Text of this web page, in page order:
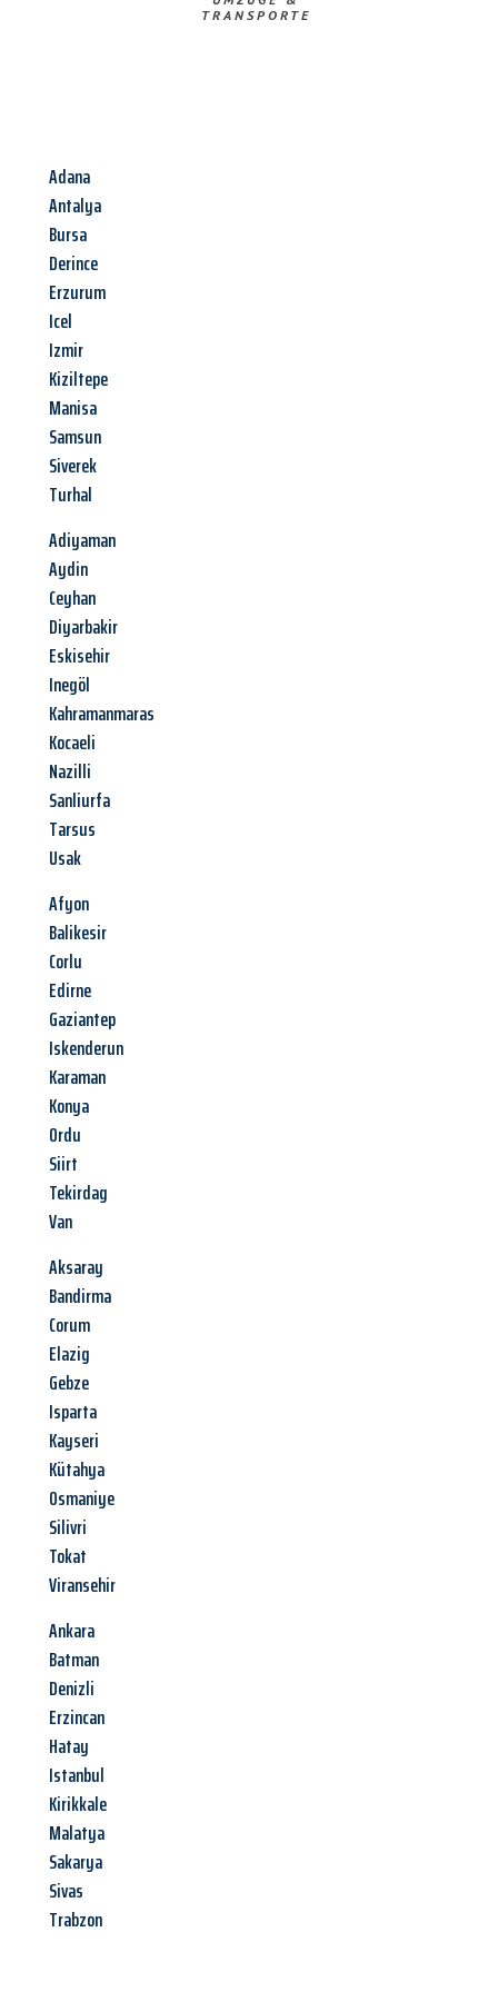
TRANSPORTE
Adana
Antalya
Bursa
Derince
Erzurum
Icel
Izmir
Kiziltepe
Manisa
Samsun
Siverek
Turhal
Adiyaman
Aydin
Ceyhan
Diyarbakir
Eskisehir
Inegöl
Kahramanmaras
Kocaeli
Nazilli
Sanliurfa
Tarsus
Usak
Afyon
Balikesir
Corlu
Edirne
Gaziantep
Iskenderun
Karaman
Konya
Ordu
Siirt
Tekirdag
Van
Aksaray
Bandirma
Corum
Elazig
Gebze
Isparta
Kayseri
Kütahya
Osmaniye
Silivri
Tokat
Viransehir
Ankara
Batman
Denizli
Erzincan
Hatay
Istanbul
Kirikkale
Malatya
Sakarya
Sivas
Trabzon